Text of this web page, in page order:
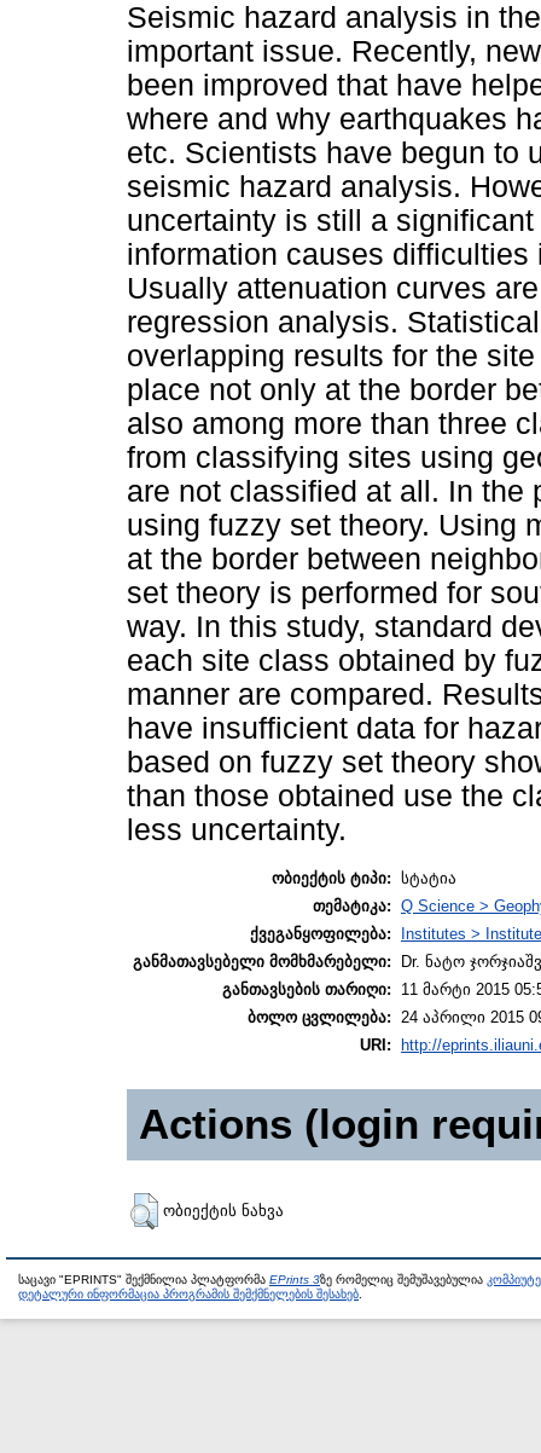
Seismic hazard analysis in
important issue. Recently,
been improved that have
where and why earthquakes
etc. Scientists have begun to
seismic hazard analysis.
uncertainty is still a
information causes
Usually attenuation curves
regression analysis.
overlapping results for the
place not only at the border
also among more than three
from classifying sites using
are not classified at all. In the
using fuzzy set theory. Using
at the border between
set theory is performed for
way. In this study, standard
each site class obtained by
manner are compared.
have insufficient data for
based on fuzzy set theory
than those obtained use the
less uncertainty.
ობიექტის ტიპი: სტატია
თემატიკა: Q Science >
ქვეგანყოფილება:
Institutes >
განმათავსებელი მომხმარებელი:
Dr. ნატო
განთავსების თარიღი:
11 მარტი 2015
ბოლო ცვლილება:
24 აპრილი 2015
URI:
http://
Actions (login
ობიექტის ნახვა
საცავი "EPRINTS" შექმნილია პლატფორმა EPrints 3ზე რომელიც შემუშავებულია
დეტალური ინფორმაცია პროგრამის შემქმნელების შესახებ